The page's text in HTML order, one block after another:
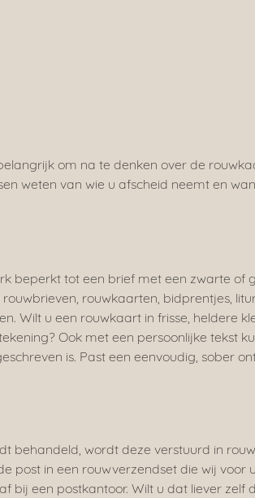
om na te denken over de
weten van wie u afscheid neemt en
beperkt tot een brief met een zwarte of
rouwkaarten, bidprentjes,
Wilt u een rouwkaart in frisse, heldere
Ook met een persoonlijke tekst
is. Past een eenvoudig, sober
behandeld, wordt deze verstuurd in
post in een rouwverzendset die wij voor
bij een postkantoor. Wilt u dat liever zelf